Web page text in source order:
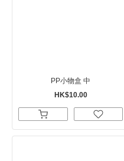
PP小物盒 中
HK$10.00